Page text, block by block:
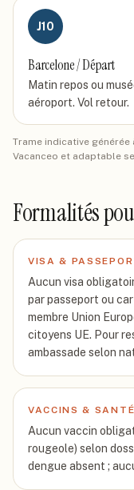
J10
Barcelone / Départ
Matin repos ou
aéroport. Vol retour.
Trame indicative
Vacanceo et adaptable
Formalités
VISA &
Aucun visa
par passeport ou
membre Union
citoyens UE. Pour
ambassade selon
VACCINS & SANTÉ
Aucun vaccin
rougeole) selon
dengue absent ;